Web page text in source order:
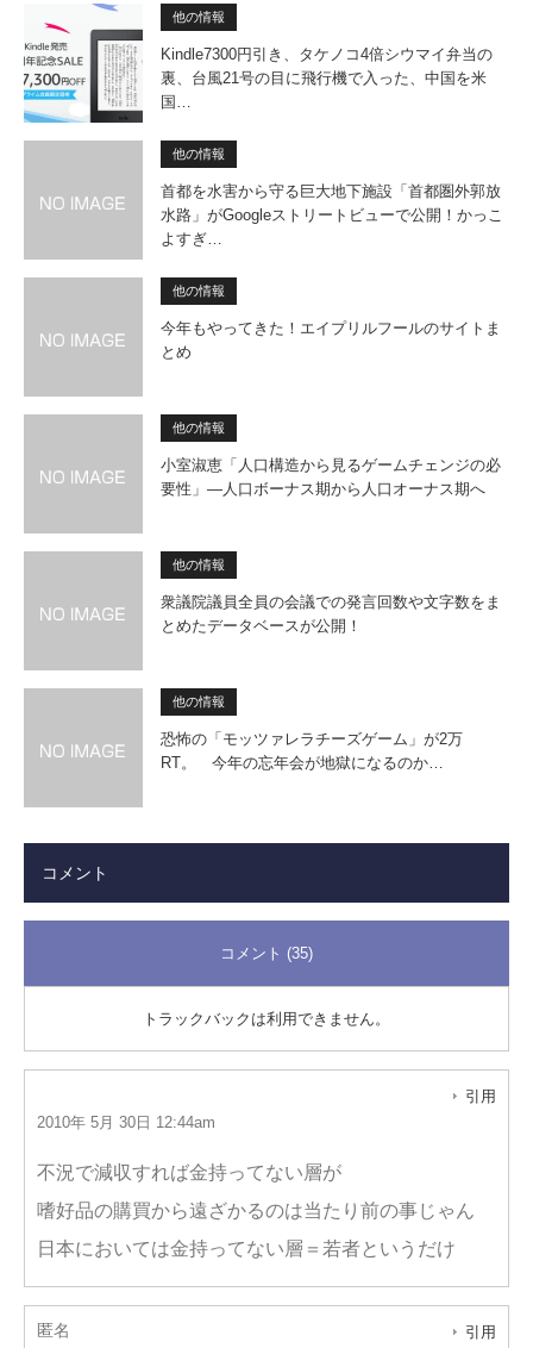
他の情報
Kindle7300円引き、タケノコ4倍シウマイ弁当の
裏、台風21号の目に飛行機で入った、中国を米
国…
他の情報
首都を水害から守る巨大地下施設「首都圏外郭放
水路」がGoogleストリートビューで公開！かっこ
よすぎ…
他の情報
今年もやってきた！エイプリルフールのサイトま
とめ
他の情報
小室淑恵「人口構造から見るゲー­ムチェンジの必
要性」―人口ボーナス期から人口オーナス期へ
他の情報
衆議院議員全員の会議での発言回数や文字数をま
とめたデータベースが公開！
他の情報
恐怖の「モッツァレラチーズゲーム」が2万
RT。 今年の忘年会が地獄になるのか…
コメント
コメント (35)
トラックバックは利用できません。
2010年 5月 30日 12:44am
引用
不況で減収すれば金持ってない層が
嗜好品の購買から遠ざかるのは当たり前の事じゃん
日本においては金持ってない層＝若者というだけ
匿名 引用